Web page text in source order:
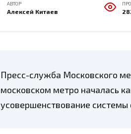
АВТОР
Алексей Китаев
Пресс-служба Московского
московском метро началась
усовершенствование системы